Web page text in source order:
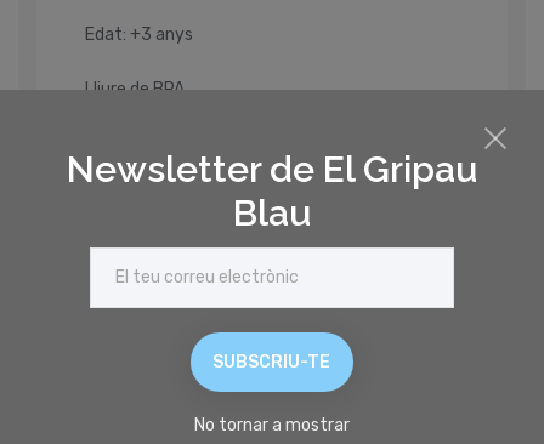
Newsletter de El Gripau
Blau
SUBSCRIU-TE
No tornar a mostrar
Edat: +3 anys
Lliure de BPA
Productes relacionats